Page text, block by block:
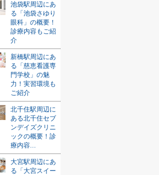
池袋駅周辺にあ
る「池袋さゆり
眼科」の概要！
診療内容もご紹
介
新橋駅周辺にあ
る「慈恵看護専
門学校」の魅
力！実習環境も
ご紹介
北千住駅周辺に
ある北千住セブ
ンデイズクリニ
ックの概要！診
療内容...
大宮駅周辺にあ
る「大宮スイー